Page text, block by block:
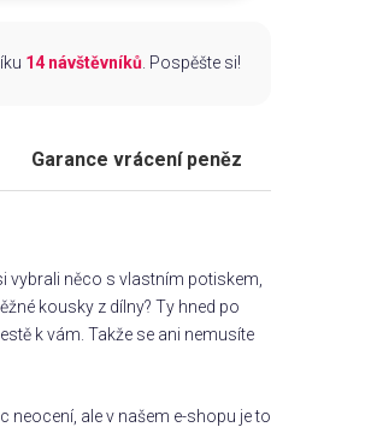
14 návštěvníků. Pospěšte si!
Garance vrácení peněz
vybrali něco s vlastním potiskem,
kousky z dílny? Ty hned po
k vám. Takže se ani nemusíte
neocení, ale v našem e-shopu je to